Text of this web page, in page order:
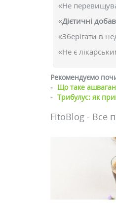
«Не
«Дієтичні
«Зберігати в
«Не є
Рекомендуємо
- Що таке
- Трибулус: як
FitoBlog - Все